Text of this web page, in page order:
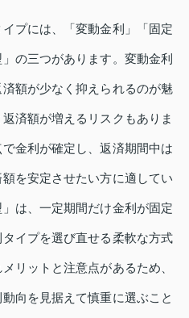
プには、「変動金利」「固定
の三つがあります。変動金利
額が少なく抑えられるのが魅
済額が増えるリスクもありま
金利が確定し、返済期間中は
を安定させたい方に適してい
は、一定期間だけ金利が固定
イプを選び直せる柔軟な方式
リットと注意点があるため、
向を見据えて慎重に選ぶこと